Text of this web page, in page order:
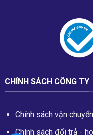
CHÍNH SÁCH CÔNG TY
Chính sách vận
Chính sách đổi trả -